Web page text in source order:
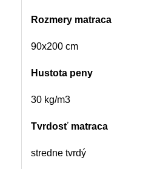
Rozmery matraca
90x200 cm
Hustota peny
30 kg/m3
Tvrdosť matraca
stredne tvrdý